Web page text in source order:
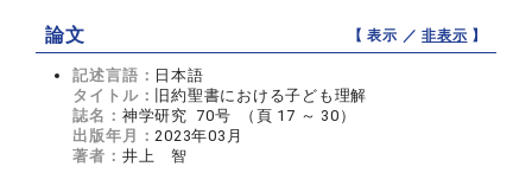
論文 【 表示 ／非表示 】
記述言語： 日本語
タイトル：
旧約聖書における子ども理解
誌名： 神学研究 70号 （頁 17 ～ 30）
出版年月：2023年03月
著者： 井上 智